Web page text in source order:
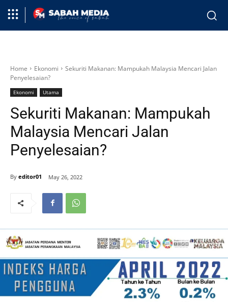
Home Ekonomi
Sekuriti Makanan: Mampukah Malaysia Mencari Jalan
Penyelesaian?
Ekonomi Utama
Sekuriti Makanan: Mampukah
Malaysia Mencari Jalan
Penyelesaian?
By editor01 May 26, 2022